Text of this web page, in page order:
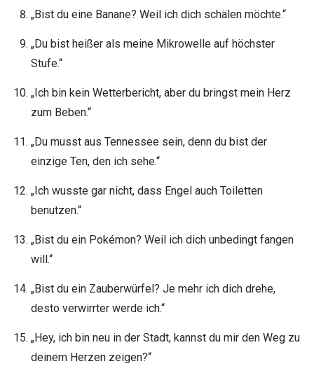
„Bist du eine Banane? Weil ich dich schälen möchte.“
„Du bist heißer als meine Mikrowelle auf höchster
Stufe.“
„Ich bin kein Wetterbericht, aber du bringst mein Herz
zum Beben.“
„Du musst aus Tennessee sein, denn du bist der
einzige Ten, den ich sehe.“
„Ich wusste gar nicht, dass Engel auch Toiletten
benutzen.“
„Bist du ein Pokémon? Weil ich dich unbedingt fangen
will.“
„Bist du ein Zauberwürfel? Je mehr ich dich drehe,
desto verwirrter werde ich.“
„Hey, ich bin neu in der Stadt, kannst du mir den Weg zu
deinem Herzen zeigen?“